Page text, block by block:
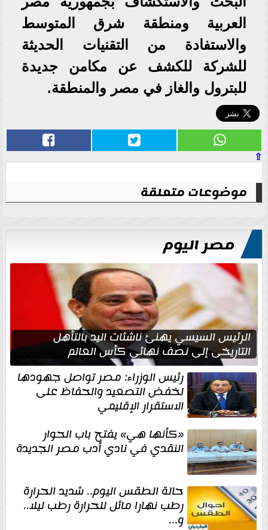
العربية ومنطقة شرق المتوسط
والاستفادة من التقنيات الحديثة
للشركة للكشف عن مكامن جديدة
للبترول والغاز في مصر والمنطقة.
⇧
موضوعات متعلقة
مصر اليوم
الرئيس السيسي يهنئ ناشئات اليد بالتأهل
التاريخي إلى نصف نهائي كأس العالم
رئيس الوزراء: مصر تواصل جهودها
لخفض التصعيد والحفاظ على
الاستقرار الإقليمي
«كأنها هي» يفتح باب الحوار
النقدي في نادي أدب مصر الجديدة
حالة الطقس اليوم.. شديد الحرارة
رطب نهارا مائل للحرارة رطب ليلا..
و...